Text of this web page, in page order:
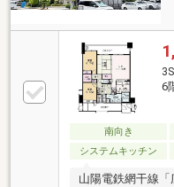
6
南向き
システムキッチン
山陽電鉄網干線